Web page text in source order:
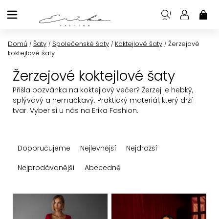
na
Domů / Šaty / Společenské šaty / Koktejlové šaty / Žerzejové
koktejlové šaty
Žerzejové koktejlové šaty
Přišla pozvánka na koktejlový večer? Žerzej je hebký,
splývavý a nemačkavý. Praktický materiál, který drží
tvar. Vyber si u nás na Erika Fashion.
a
n
Doporučujeme Nejlevnější
Nejdražší
Nejprodávanější
Abecedně